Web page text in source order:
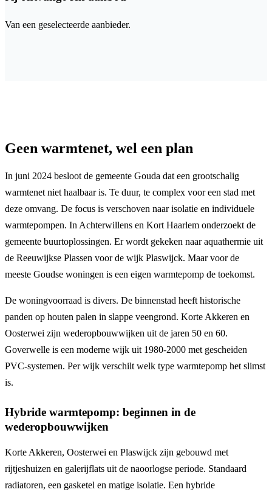
Van een geselecteerde aanbieder.
Geen warmtenet, wel een plan
In juni 2024 besloot de gemeente Gouda dat een grootschalig
warmtenet niet haalbaar is. Te duur, te complex voor een stad met
deze omvang. De focus is verschoven naar isolatie en individuele
warmtepompen. In Achterwillens en Kort Haarlem onderzoekt de
gemeente buurtoplossingen. Er wordt gekeken naar aquathermie uit
de Reeuwijkse Plassen voor de wijk Plaswijck. Maar voor de
meeste Goudse woningen is een eigen warmtepomp de toekomst.
De woningvoorraad is divers. De binnenstad heeft historische
panden op houten palen in slappe veengrond. Korte Akkeren en
Oosterwei zijn wederopbouwwijken uit de jaren 50 en 60.
Goverwelle is een moderne wijk uit 1980-2000 met gescheiden
PVC-systemen. Per wijk verschilt welk type warmtepomp het slimst
is.
Hybride warmtepomp: beginnen in de
wederopbouwwijken
Korte Akkeren, Oosterwei en Plaswijck zijn gebouwd met
rijtjeshuizen en galerijflats uit de naoorlogse periode. Standaard
radiatoren, een gasketel en matige isolatie. Een hybride